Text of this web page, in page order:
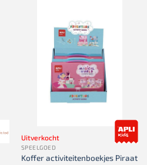
Uitverkocht
SPEELGOED
Koffer activiteitenboekjes Piraat